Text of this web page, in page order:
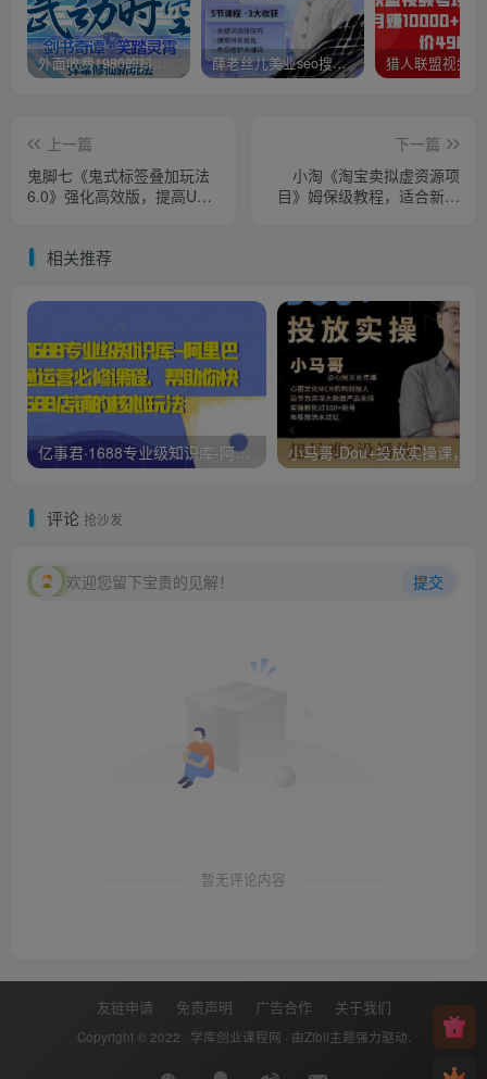
外面收费1980的抖音武动时空直播项目，无需真人出镜，实时互动直播【软件+详细教程】 薛老丝儿美业seo搜索流量落地课，一周暴涨20w粉丝，全干货讲解
上一篇
鬼脚七《鬼式标签叠加玩法
6.0》强化高效版，提高UV
下一篇
小淘《淘宝卖拟虚‬资源项
目》姆保‬级教程，适合新手
相关推荐
亿事君·1688专业级知识库-阿里巴巴诚信通运营必修课程，帮助你快速掌握1688店铺的核心玩法
评论 抢沙发
欢迎您留下宝贵的见解！ 提交
暂无评论内容
友链申请 免责声明 广告合作 关于我们
Copyright © 2022 · 学库创业课程网 · 由Zibll主题强力驱动.